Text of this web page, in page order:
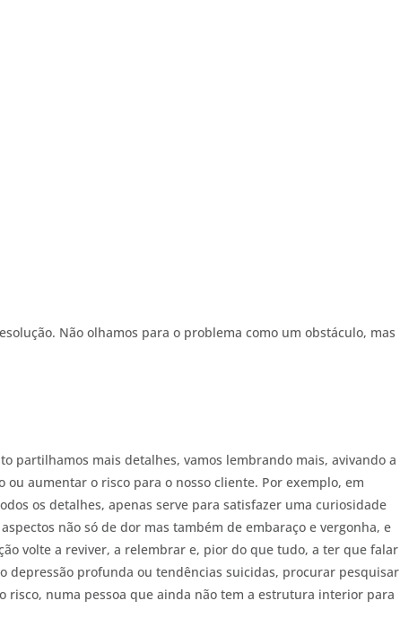
Não olhamos para o problema como um obstáculo, mas
partilhamos mais detalhes, vamos lembrando mais, avivando a
aumentar o risco para o nosso cliente. Por exemplo, em
os detalhes, apenas serve para satisfazer uma curiosidade
não só de dor mas também de embaraço e vergonha, e
volte a reviver, a relembrar e, pior do que tudo, a ter que falar
depressão profunda ou tendências suicidas, procurar pesquisar
numa pessoa que ainda não tem a estrutura interior para